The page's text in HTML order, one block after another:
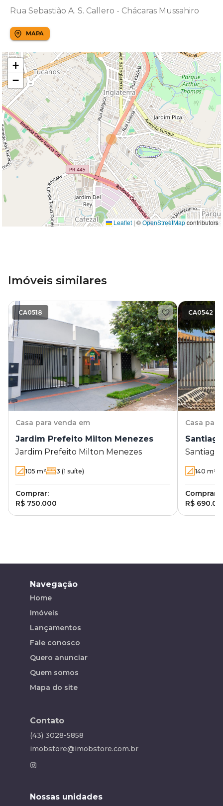
Rua Sebastião A. S. Callero - Chácaras Mussahiro
MAPA
+
−
Leaflet | ©OpenStreetMapcontributors
Imóveis similares
CA0518
Casa para venda em
Jardim Prefeito Milton Menezes
Jardim Prefeito Milton Menezes
105 m² 3 (1 suíte)
Comprar:
R$ 750.000
CA0542
Casa
Santiago
140 m²
Comprar:
R$
Navegação
Home
Imóveis
Lançamentos
Fale conosco
Quero anunciar
Quem somos
Mapa do site
Contato
(43) 3028-5858
imobstore@imobstore.com.br
Nossas unidades